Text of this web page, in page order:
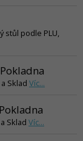
stůl podle PLU,
Sklad Víc...
Sklad Víc...